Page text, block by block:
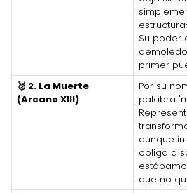
Su poder
primer
🥈 2. La Muerte
(Arcano XIII)
Por su
palabra
aunque
obliga a
que no